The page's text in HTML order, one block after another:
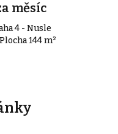
měsíc
4 - Nusle
144 m²